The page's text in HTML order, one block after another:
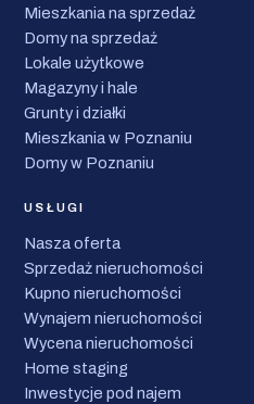
Mieszkania na sprzedaż
Domy na sprzedaż
Lokale użytkowe
Magazyny i hale
Grunty i działki
Mieszkania w Poznaniu
Domy w Poznaniu
USŁUGI
Nasza oferta
Sprzedaż nieruchomości
Kupno nieruchomości
Wynajem nieruchomości
Wycena nieruchomości
Home staging
Inwestycje pod najem